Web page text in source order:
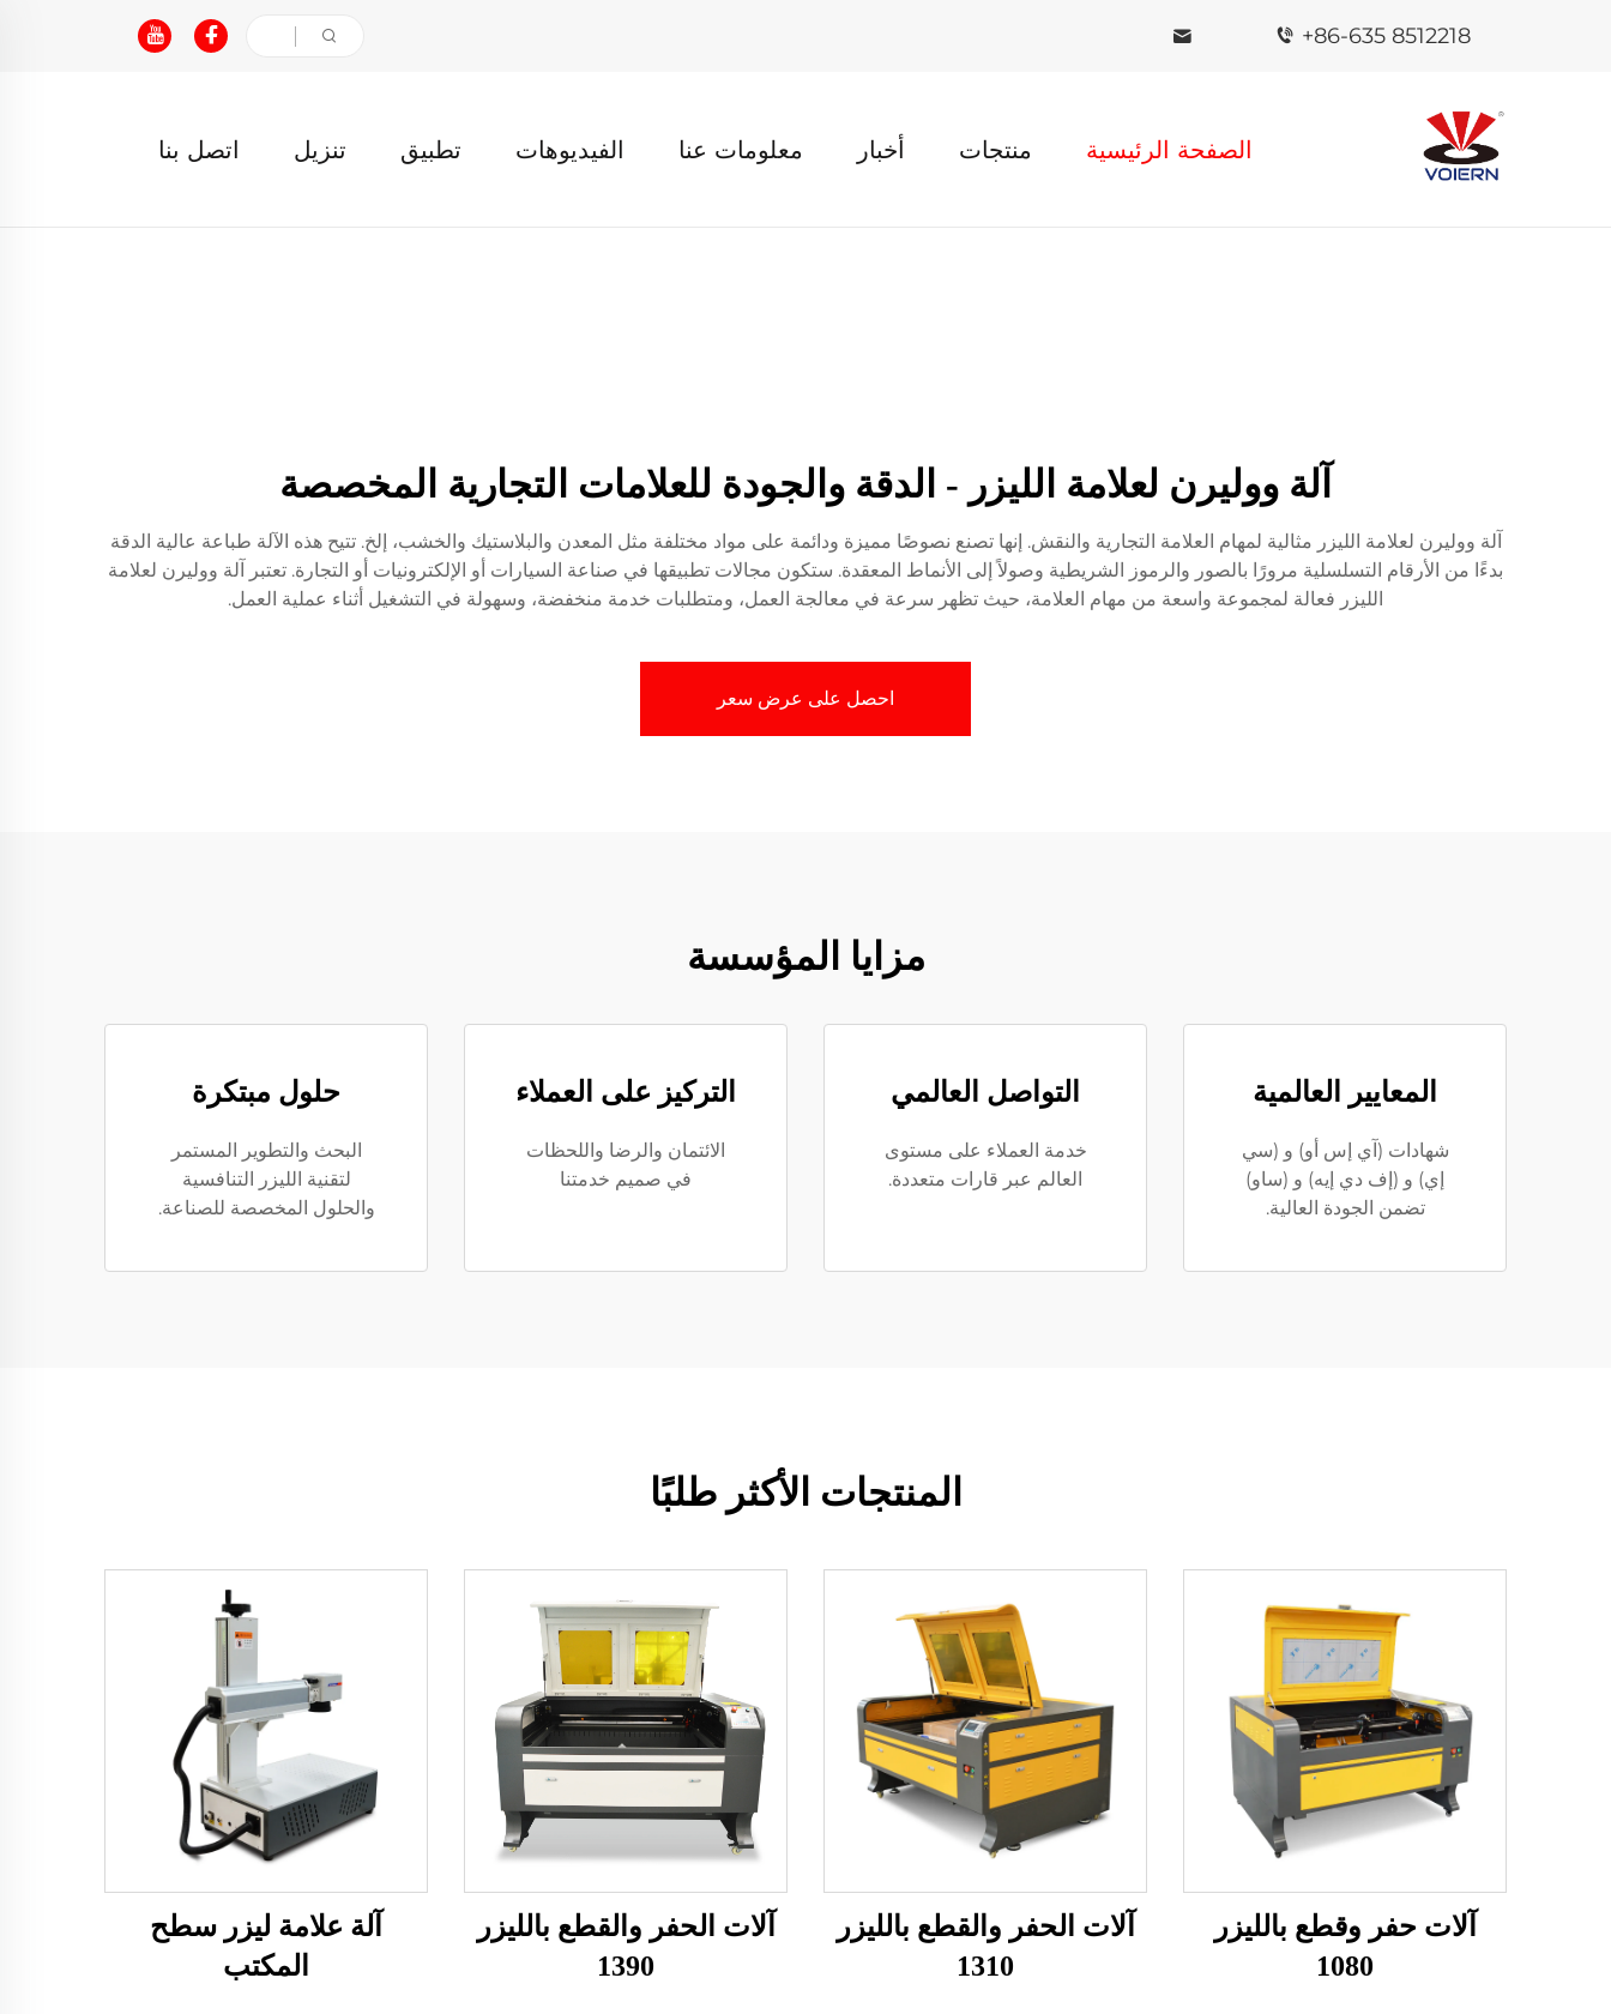
+86-635 8512218
الصفحة الرئيسية منتجات أخبار معلومات عنا الفيديوهات تطبيق تنزيل اتصل بنا
آلة ووليرن لعلامة الليزر - الدقة والجودة للعلامات التجارية المخصصة
آلة ووليرن لعلامة الليزر مثالية لمهام العلامة التجارية والنقش. إنها تصنع نصوصًا مميزة ودائمة على مواد مختلفة مثل المعدن والبلاستيك والخشب، إلخ. تتيح هذه الآلة طباعة عالية الدقة
بدءًا من الأرقام التسلسلية مرورًا بالصور والرموز الشريطية وصولاً إلى الأنماط المعقدة. ستكون مجالات تطبيقها في صناعة السيارات أو الإلكترونيات أو التجارة. تعتبر آلة ووليرن لعلامة
الليزر فعالة لمجموعة واسعة من مهام العلامة، حيث تظهر سرعة في معالجة العمل، ومتطلبات خدمة منخفضة، وسهولة في التشغيل أثناء عملية العمل.
احصل على عرض سعر
مزايا المؤسسة
المعايير العالمية
شهادات (آي إس أو) و (سي
إي) و (إف دي إيه) و (ساو)
تضمن الجودة العالية.
التواصل العالمي
خدمة العملاء على مستوى
العالم عبر قارات متعددة.
التركيز على العملاء
الائتمان والرضا واللحظات
في صميم خدمتنا
حلول مبتكرة
البحث والتطوير المستمر
لتقنية الليزر التنافسية
والحلول المخصصة للصناعة.
المنتجات الأكثر طلبًا
آلات حفر وقطع بالليزر
1080
آلات الحفر والقطع بالليزر
1310
آلات الحفر والقطع بالليزر
1390
آلة علامة ليزر سطح
المكتب